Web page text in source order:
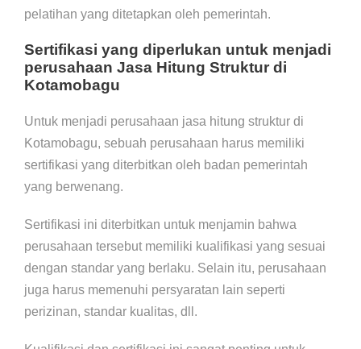
pelatihan yang ditetapkan oleh pemerintah.
Sertifikasi yang diperlukan untuk menjadi
perusahaan Jasa Hitung Struktur di
Kotamobagu
Untuk menjadi perusahaan jasa hitung struktur di
Kotamobagu, sebuah perusahaan harus memiliki
sertifikasi yang diterbitkan oleh badan pemerintah
yang berwenang.
Sertifikasi ini diterbitkan untuk menjamin bahwa
perusahaan tersebut memiliki kualifikasi yang sesuai
dengan standar yang berlaku. Selain itu, perusahaan
juga harus memenuhi persyaratan lain seperti
perizinan, standar kualitas, dll.